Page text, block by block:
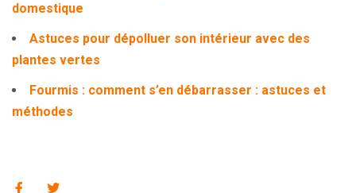
domestique
Astuces pour dépolluer son intérieur avec des
plantes vertes
Fourmis : comment s’en débarrasser : astuces et
méthodes